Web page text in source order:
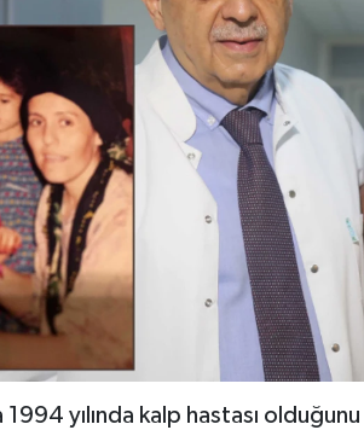
yılında kalp hastası